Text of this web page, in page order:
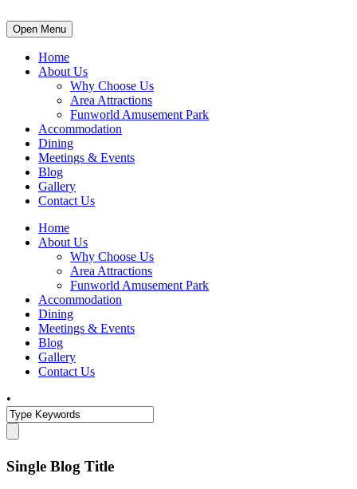
Open Menu
Home
About Us
Why Choose Us
Area Attractions
Funworld Amusement Park
Accommodation
Dining
Meetings & Events
Blog
Gallery
Contact Us
Home
About Us
Why Choose Us
Area Attractions
Funworld Amusement Park
Accommodation
Dining
Meetings & Events
Blog
Gallery
Contact Us
•
Single Blog Title